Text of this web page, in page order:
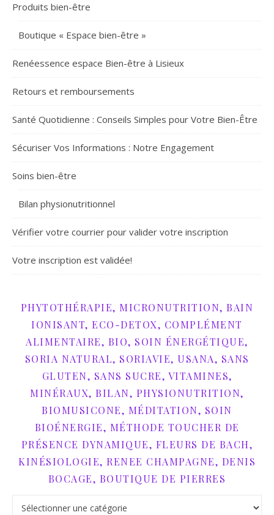
Produits bien-être
Boutique « Espace bien-être »
Renéessence espace Bien-être à Lisieux
Retours et remboursements
Santé Quotidienne : Conseils Simples pour Votre Bien-Être
Sécuriser Vos Informations : Notre Engagement
Soins bien-être
Bilan physionutritionnel
Vérifier votre courrier pour valider votre inscription
Votre inscription est validée!
PHYTOTHÉRAPIE, MICRONUTRITION, BAIN
IONISANT, ECO-DETOX, COMPLÉMENT
ALIMENTAIRE, BIO, SOIN ÉNERGÉTIQUE,
SORIA NATURAL, SORIAVIE, USANA, SANS
GLUTEN, SANS SUCRE, VITAMINES,
MINÉRAUX, BILAN, PHYSIONUTRITION,
BIOMUSICONE, MÉDITATION, SOIN
BIOÉNERGIE, MÉTHODE TOUCHER DE
PRÉSENCE DYNAMIQUE, FLEURS DE BACH,
KINÉSIOLOGIE, RENEE CHAMPAGNE, DENIS
BOCAGE, BOUTIQUE DE PIERRES